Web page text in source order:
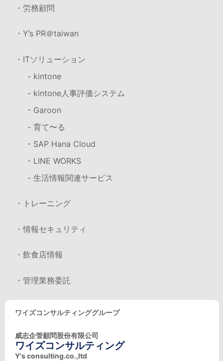
・労務顧問
・Y’s PR＠taiwan
・ITソリューション
- kintone
- kintone人事評価システム
- Garoon
- 育て〜る
- SAP Hana Cloud
- LINE WORKS
- 生活情報関連サービス
・トレーニング
・情報セキュリティ
・飲食店情報
・管理業務委託
ワイズコンサルティンググループ
威志企管顧問股份有限公司
ワイズコンサルティング
Y's consulting.co.,ltd